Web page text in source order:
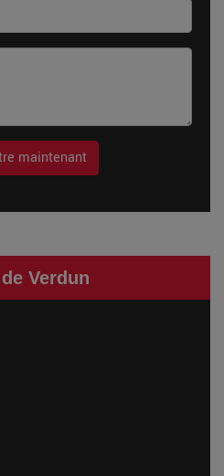
maintenant
Verdun